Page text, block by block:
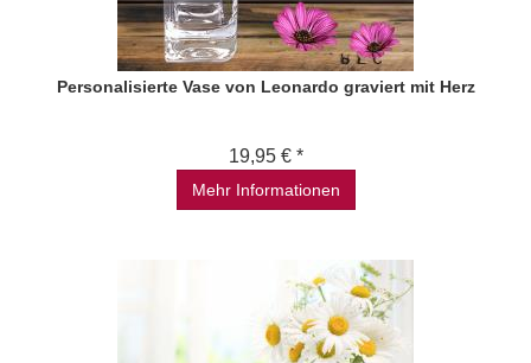
Personalisierte Vase von Leonardo graviert mit Herz
19,95 € *
Mehr Informationen